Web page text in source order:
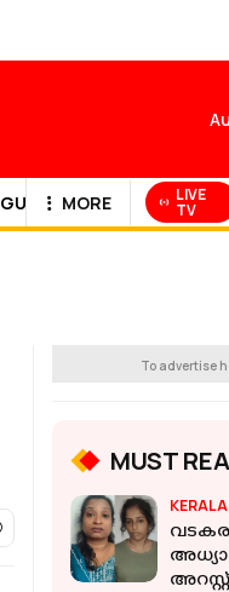
GULF NEWS
MORE LIVE
TV
To advertise
MUST
KERALA